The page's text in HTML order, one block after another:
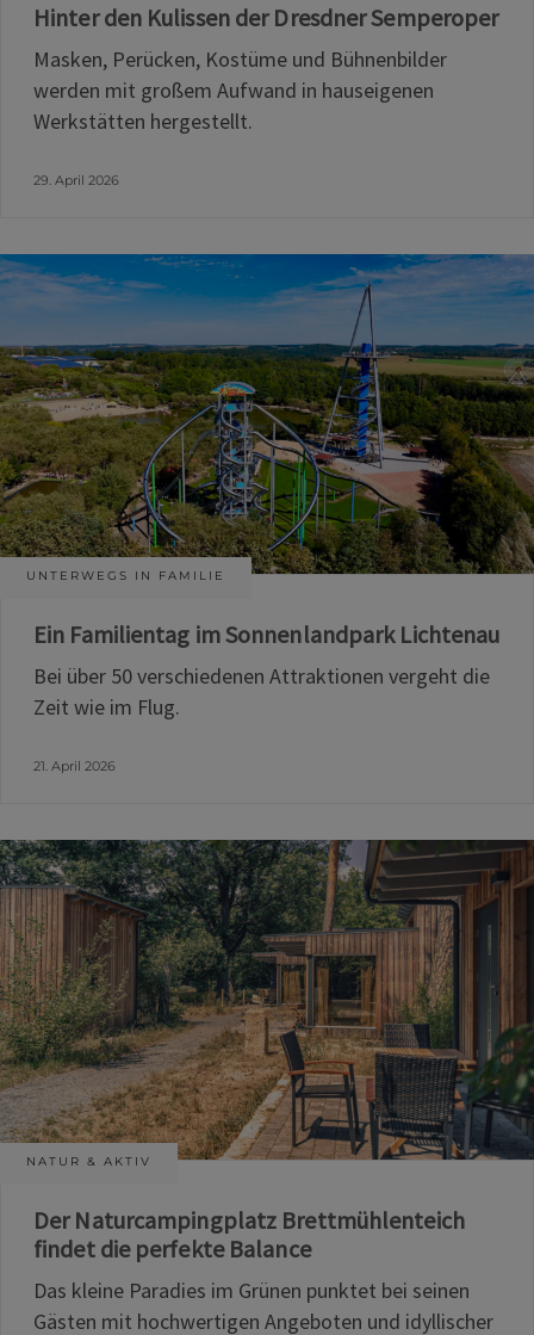
Hinter den Kulissen der Dresdner Semperoper
Masken, Perücken, Kostüme und Bühnenbilder
werden mit großem Aufwand in hauseigenen
Werkstätten hergestellt.
29. April 2026
UNTERWEGS IN FAMILIE
Ein Familientag im Sonnenlandpark Lichtenau
Bei über 50 verschiedenen Attraktionen vergeht die
Zeit wie im Flug.
21. April 2026
NATUR & AKTIV
Der Naturcampingplatz Brettmühlenteich
findet die perfekte Balance
Das kleine Paradies im Grünen punktet bei seinen
Gästen mit hochwertigen Angeboten und idyllischer